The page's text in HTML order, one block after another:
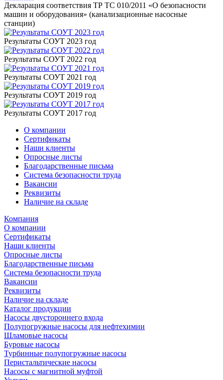
Декларация соответствия ТР ТС 010/2011 «О безопасности
машин и оборудования» (канализационные насосные
станции)
Результаты СОУТ 2023 год
Результаты СОУТ 2022 год
Результаты СОУТ 2021 год
Результаты СОУТ 2019 год
Результаты СОУТ 2017 год
О компании
Сертификаты
Наши клиенты
Опросные листы
Благодарственные письма
Система безопасности труда
Вакансии
Реквизиты
Наличие на складе
Компания
О компании
Сертификаты
Наши клиенты
Опросные листы
Благодарственные письма
Система безопасности труда
Вакансии
Реквизиты
Наличие на складе
Каталог продукции
Насосы двустороннего входа
Полупогружные насосы для нефтехимии
Шламовые насосы
Буровые насосы
Турбинные полупогружные насосы
Перистальтические насосы
Насосы с магнитной муфтой